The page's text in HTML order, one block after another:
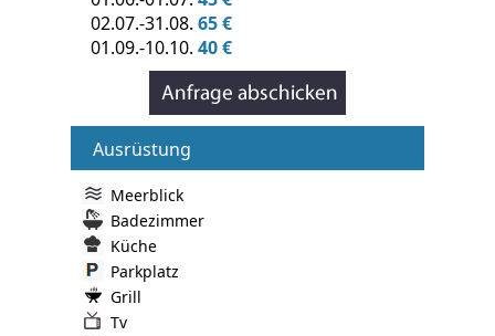
02.07.-31.08. 65 €
01.09.-10.10. 40 €
Ausrüstung
Meerblick
Badezimmer
Küche
Parkplatz
Grill
Tv